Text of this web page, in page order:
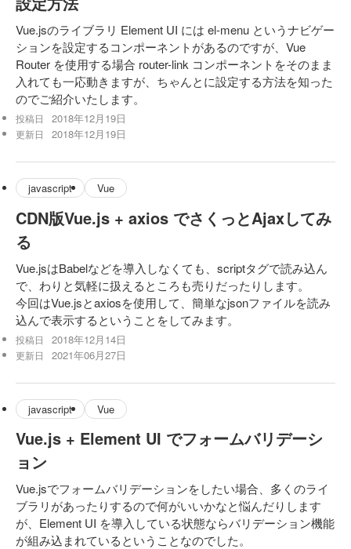
Vue.jsのライブラリ Element UI には el-menu というナビゲー
ションを設定するコンポーネントがあるのですが、Vue
Router を使用する場合 router-link コンポーネントをそのまま
入れても一応動きますが、ちゃんとに設定する方法を知った
のでご紹介いたします。
投稿日 2018年12月19日
更新日 2018年12月19日
javascript Vue
CDN版Vue.js + axios でさくっとAjaxしてみ
る
Vue.jsはBabelなどを導入しなくても、scriptタグで読み込ん
で、わりと気軽に扱えるところも売りだったりします。
今回はVue.jsとaxiosを使用して、簡単なjsonファイルを読み
込んで表示するということをしてみます。
投稿日 2018年12月14日
更新日 2021年06月27日
javascript Vue
Vue.js + Element UI でフォームバリデーシ
ョン
Vue.jsでフォームバリデーションをしたい場合、多くのライ
ブラリがあったりするので何がいいかなと悩んだりします
が、Element UI を導入している状態ならバリデーション機能
が組み込まれているということなのでした。